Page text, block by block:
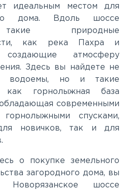
идеальным местом для
дома. Вдоль шоссе
природные
как река Пахра и
атмосферу
Здесь вы найдете не
водоемы, но и такие
как горнолыжная база
современными
спусками,
новичков, так и для
о покупке земельного
загородного дома, вы
шоссе